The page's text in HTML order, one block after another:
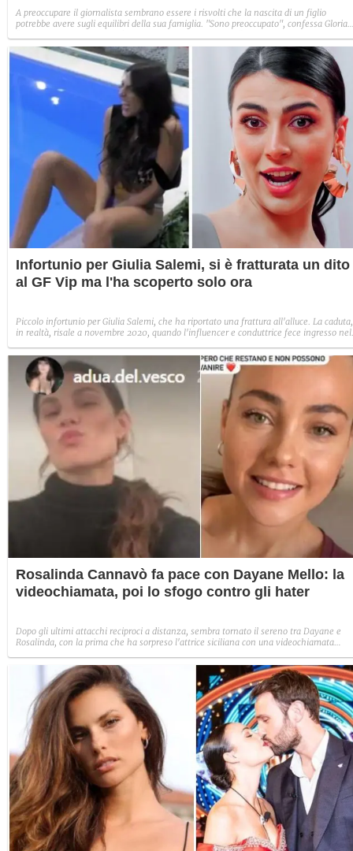
A preoccupare il giornalista sembrano essere i risvolti che la nascita di un figlio
potrebbe avere sugli equilibri della sua famiglia. "Sono preoccupato", confessa Gloria
qualche conto con la sua età, provando a concretizzare l'idea di diventare di nuovo
padre: "Io ho 67 anni, non me la sento di essere papà a 68 anni di un bambino di 1
anno. Sarei un nonno".
Infortunio per Giulia Salemi, si è fratturata un dito
al GF Vip ma l'ha scoperto solo ora
Piccolo infortunio per Giulia Salemi, che ha riportato una frattura all'alluce. La caduta,
in realtà, risale a novembre 2020, quando l'influencer e conduttrice fece ingresso
danno a quasi 6 mesi di distanza.
Rosalinda Cannavò fa pace con Dayane Mello: la
videochiamata, poi lo sfogo contro gli hater
Dopo gli ultimi attacchi reciproci a distanza, sembra tornato il sereno tra Dayane e
Rosalinda, con la prima che ha sorpreso l'attrice siciliana con una videochiamata
Andrea Zenga. E lei rispedisce le critiche al mittente.